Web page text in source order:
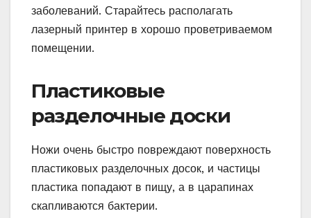
заболеваний. Старайтесь располагать
лазерный принтер в хорошо проветриваемом
помещении.
Пластиковые
разделочные доски
Ножи очень быстро повреждают поверхность
пластиковых разделочных досок, и частицы
пластика попадают в пищу, а в царапинах
скапливаются бактерии.